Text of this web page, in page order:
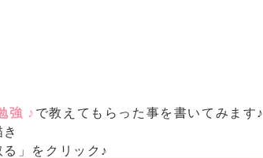
強 ♪ で教えてもらった事を書いてみます♪
」をクリック♪